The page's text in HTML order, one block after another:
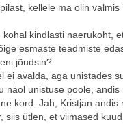
kellele ma olin
kindlasti naerukoht,
esmaste teadmiste
jõudsin?
ei avalda, aga unistades
näol unistuse poole,
kord. Jah, Kristjan andis
siis ütlen, et viimased